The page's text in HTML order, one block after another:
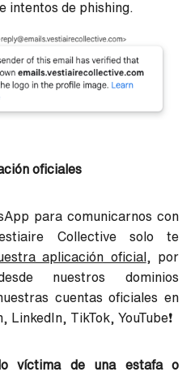
intentos de phishing.
oficiales
para comunicarnos con
Collective solo te
aplicación oficial
, por
nuestros dominios
cuentas oficiales en
TikTok, YouTube❗
víctima de una estafa o